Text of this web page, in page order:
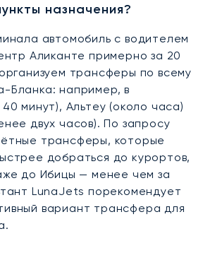
назначения?
автомобиль с водителем
Аликанте примерно за 20
трансферы по всему
Бланка: например, в
минут), Альтеу (около часа)
двух часов). По запросу
трансферы, которые
добраться до курортов,
до Ибицы — менее чем за
LunaJets порекомендует
вариант трансфера для